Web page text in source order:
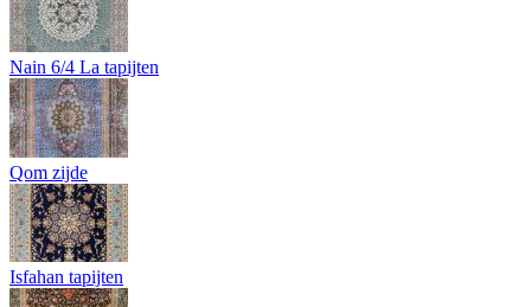
Nain 6/4 La tapijten
Qom zijde
Isfahan tapijten